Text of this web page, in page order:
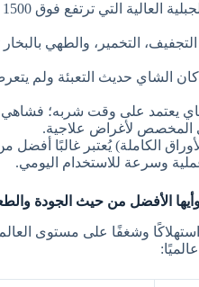
التخمير، والطهي
الشاي حديث التعبئة ولم
يعتمد على وقت شربه؛
المخصص لأغراض علاجية.
الكاملة) يُعتبر غالبًا
وسرعة للاستخدام اليومي.
الأفضل من حيث الجودة
وشغفًا على مستوى